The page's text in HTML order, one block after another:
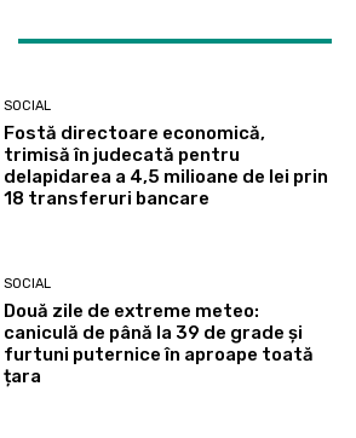
SOCIAL
Fostă directoare economică,
trimisă în judecată pentru
delapidarea a 4,5 milioane de lei prin
18 transferuri bancare
SOCIAL
Două zile de extreme meteo:
caniculă de până la 39 de grade și
furtuni puternice în aproape toată
țara